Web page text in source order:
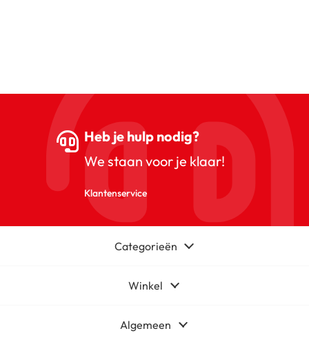
Heb je hulp nodig?
We staan voor je klaar!
Klantenservice
Categorieën
Winkel
Algemeen